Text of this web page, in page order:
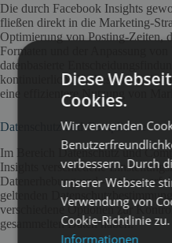
Die durch Facebook Insights
fließen direkt in die Marketing-
Optimierung von Posting-Zeiten,
Formaten und der Anpassung von
datenbasierte
kontinuierliche Verbesserung der
eine effizientere Nutzung von
Datenschutz und Compliance
Im Bereich Datenschutz und
Insights verschiedene
Datenerhebung und -nutzung
geltenden
verschiedene Optionen zur
gesammelten Daten haben.
Diese
Cookies.
Wir verwenden
verbessern. Durch
unserer Webseite
Verwendung von
Cookie-Richtlinie
Informationen